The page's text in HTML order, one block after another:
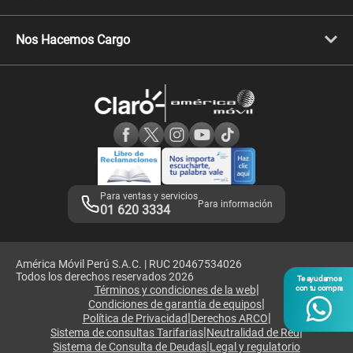
Te ayudamos
con tu compra
Celulares Motorola
Llamada por llamada
Comprobantes electrónicos
Consulta de IMEI
Nos Hacemos Cargo
Consulta de reclamos
Adquirientes iPhone 6, 6S y SE
Mensaje de Seguridad
Términos y Condiciones de Tienda Claro
Libro de Reclamaciones
Legales de marketplace
Para ventas y servicios
01 620 3334 Para información
América Móvil Perú S.A.C. | RUC 20467534026
Todos los derechos reservados 2026
Términos y condiciones de la web|
Condiciones de garantía de equipos|
Política de Privacidad|Derechos ARCO|
Sistema de consultas Tarifarias|Neutralidad de Red|
Sistema de Consulta de Deudas|Legal y regulatorio